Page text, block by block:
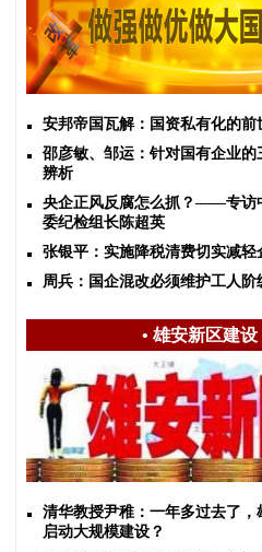
安邦帝国瓦解：国资私有化的前
邵彦敏、邹运：针对国有企业的
辨析
央企正风反腐怎么抓？——专访
委纪检组长陈超英
张银平：实施降税清费切实减轻
周兵：国企混改必须维护工人阶
• 雄安新区建设
清华教授尹稚：一年多过去了，
启动大规模建设？